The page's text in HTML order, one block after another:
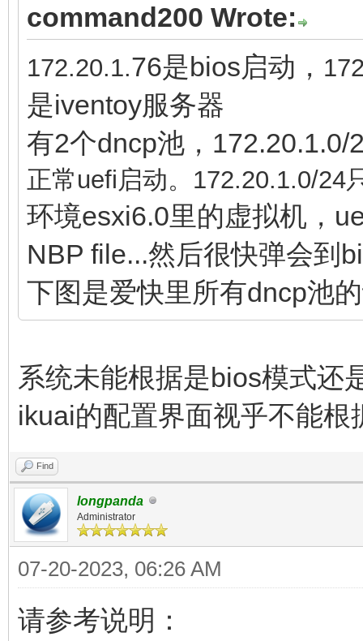
command200 Wrote:
172.20.1.76是bios启动，
是iventoy服务器
有2个dncp池，
正常uefi启动。 172.20.1.0/24
环境esxi6.0里的虚拟机，
NBP file...然后很快弹会到
下图是爱快里所有dncp池
系统未能根据是bios模式还
ikuai的配置界面视乎不能
Find
longpanda
Administrator
07-20-2023, 06:26 AM
请参考说明：